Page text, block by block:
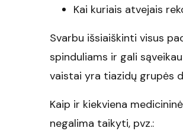
Kai kuriais atvejais
Svarbu išsiaiškinti visus
spinduliams ir gali
vaistai yra tiazidų grupės
Kaip ir kiekviena
negalima taikyti, pvz.: